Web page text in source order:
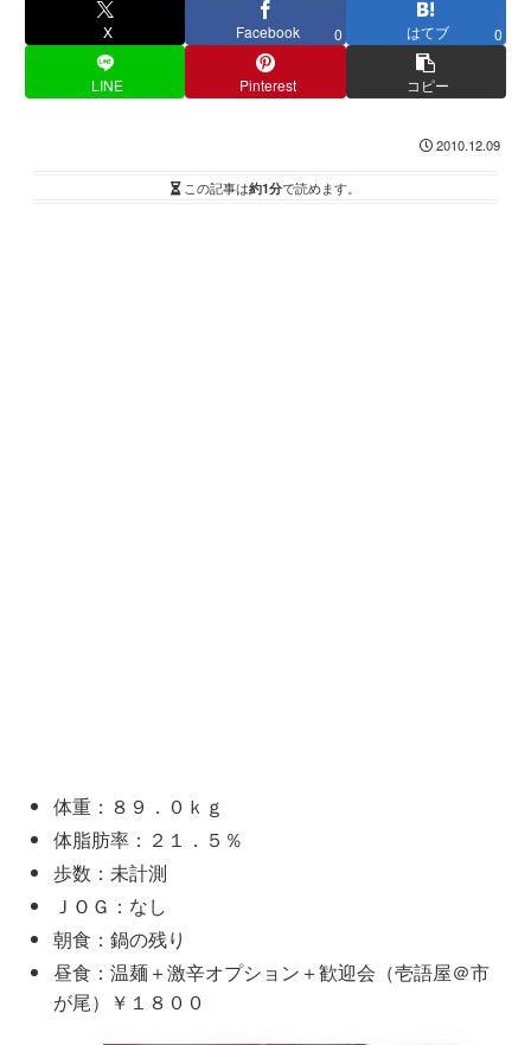
X Facebook 0 はてブ 0
LINE Pinterest コピー
2010.12.09
この記事は約1分で読めます。
体重：８９．０ｋｇ
体脂肪率：２１．５％
歩数：未計測
ＪＯＧ：なし
朝食：鍋の残り
昼食：温麺＋激辛オプション＋歓迎会（壱語屋＠市
が尾）￥１８００